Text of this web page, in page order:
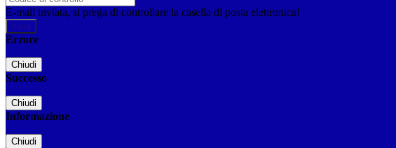
E-mail inviata, si prega di controllare la casella di posta elettronica!
Errore
Chiudi
Successo
Chiudi
Informazione
Chiudi